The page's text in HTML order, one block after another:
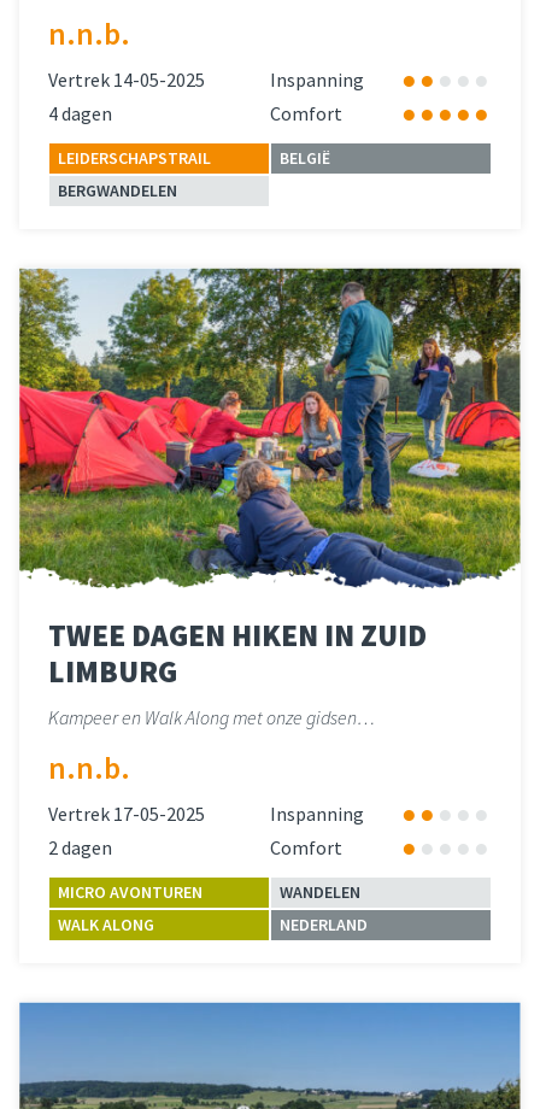
n.n.b.
Vertrek 14-05-2025
Inspanning
4 dagen
Comfort
LEIDERSCHAPSTRAIL
BELGIË
BERGWANDELEN
TWEE DAGEN HIKEN IN ZUID
LIMBURG
Kampeer en Walk Along met onze gidsen…
n.n.b.
Vertrek 17-05-2025
Inspanning
2 dagen
Comfort
MICRO AVONTUREN
WANDELEN
WALK ALONG
NEDERLAND